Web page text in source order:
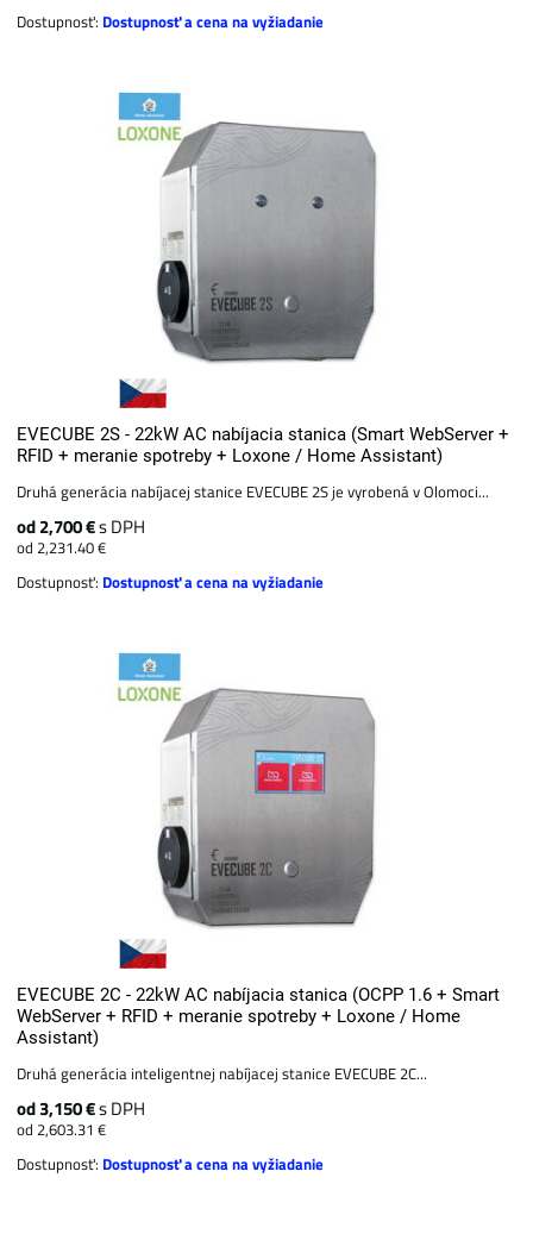
Dostupnosť: Dostupnosť a cena na vyžiadanie
EVECUBE 2S - 22kW AC nabíjacia stanica (Smart WebServer +
RFID + meranie spotreby + Loxone / Home Assistant)
Druhá generácia nabíjacej stanice EVECUBE 2S je vyrobená v Olomoci...
od 2,700 €s DPH
od 2,231.40 €
Dostupnosť: Dostupnosť a cena na vyžiadanie
EVECUBE 2C - 22kW AC nabíjacia stanica (OCPP 1.6 + Smart
WebServer + RFID + meranie spotreby + Loxone / Home
Assistant)
Druhá generácia inteligentnej nabíjacej stanice EVECUBE 2C...
od 3,150 €s DPH
od 2,603.31 €
Dostupnosť: Dostupnosť a cena na vyžiadanie